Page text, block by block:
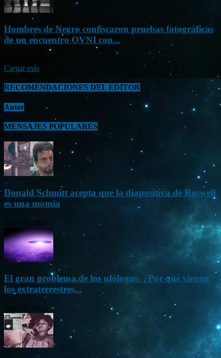
Hombres de Negro confiscaron pruebas fotográficas
de un encuentro OVNI con...
Cargar más
RECOMENDACIONES DEL EDITOR
Autor
MENSAJES POPULARES
Donald Schmitt acepta que la diapositiva de Roswell
es una momia
May 14, 2015
El gran problema de los ufólogos: ¿Por qué vienen
los extraterrestres...
Nov 26, 2012